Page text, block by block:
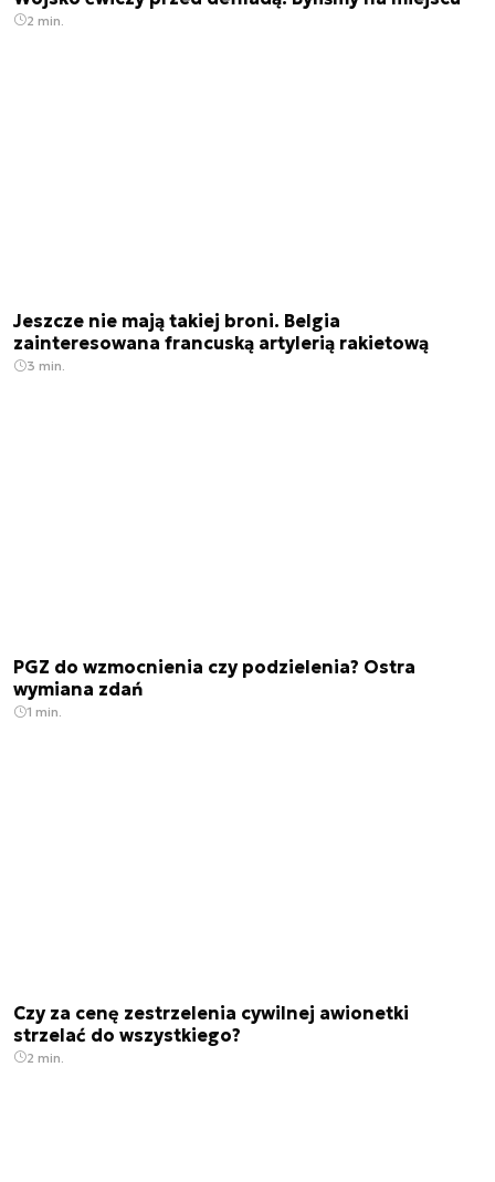
2 min.
Jeszcze nie mają takiej broni. Belgia
zainteresowana francuską artylerią rakietową
3 min.
PGZ do wzmocnienia czy podzielenia? Ostra
wymiana zdań
1 min.
Czy za cenę zestrzelenia cywilnej awionetki
strzelać do wszystkiego?
2 min.